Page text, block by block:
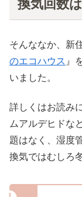
換気回数
そんななか、新
のエコハウス 』
いました。
詳しくはお読み
ムアルデヒドな
題はなく、湿度
換気ではむしろ